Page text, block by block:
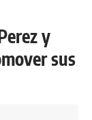
y
sus